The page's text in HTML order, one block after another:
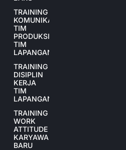
TRAINING
KOMUNIKASI
TIM
PRODUKSI
TIM
LAPANGAN
TRAINING
DISIPLIN
KERJA
TIM
LAPANGAN
TRAINING
WORK
ATTITUDE
KARYAWAN
BARU